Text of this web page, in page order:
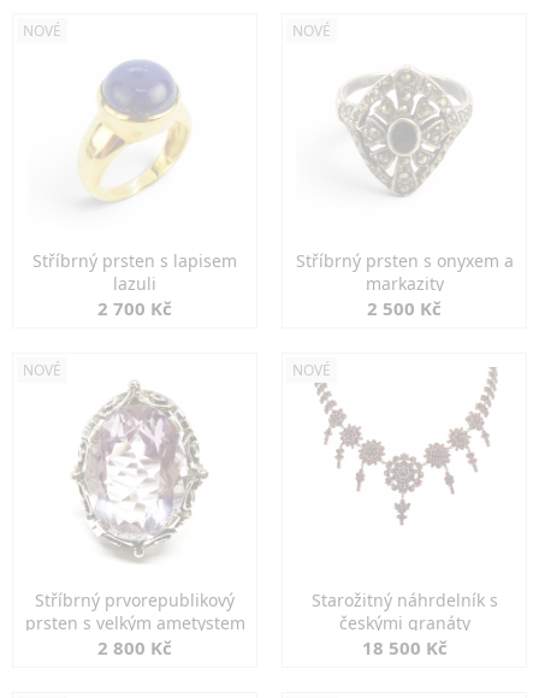
NOVÉ
Stříbrný prsten s lapisem
lazuli
2 700 Kč
NOVÉ
Stříbrný prsten s onyxem a
markazity
2 500 Kč
NOVÉ
Stříbrný prvorepublikový
prsten s velkým ametystem
2 800 Kč
NOVÉ
Starožitný náhrdelník s
českými granáty
18 500 Kč